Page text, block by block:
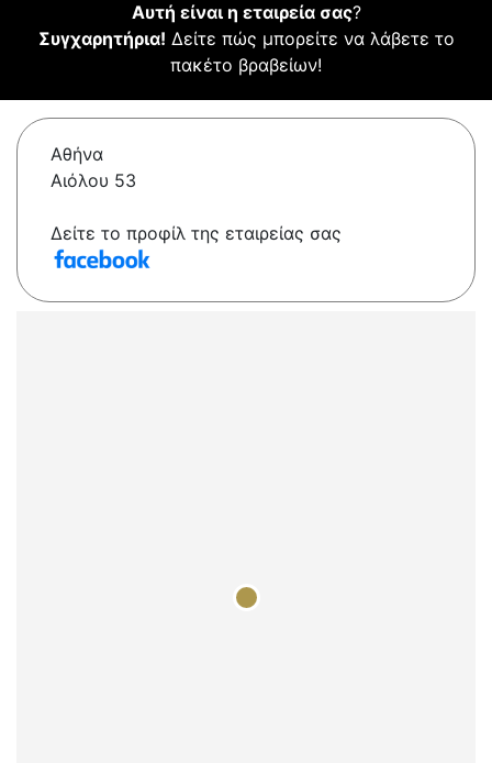
Αυτή είναι η εταιρεία σας?
Συγχαρητήρια! Δείτε πώς μπορείτε να λάβετε το
πακέτο βραβείων!
Αθήνα
Αιόλου 53
Δείτε το προφίλ της εταιρείας σας